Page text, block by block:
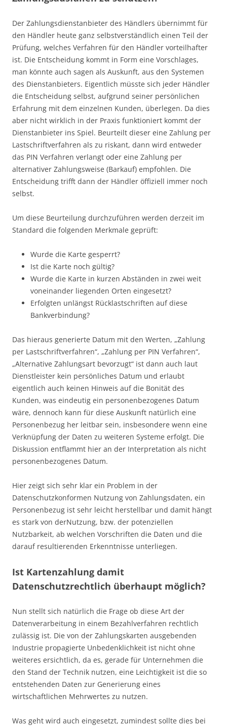
Der Zahlungsdienstanbieter des Händlers übernimmt für
den Händler heute ganz selbstverständlich einen Teil der
Prüfung, welches Verfahren für den Händler vorteilhafter
ist. Die Entscheidung kommt in Form eine Vorschlages,
man könnte auch sagen als Auskunft, aus den Systemen
des Dienstanbieters. Eigentlich müsste sich jeder Händler
die Entscheidung selbst, aufgrund seiner persönlichen
Erfahrung mit dem einzelnen Kunden, überlegen. Da dies
aber nicht wirklich in der Praxis funktioniert kommt der
Dienstanbieter ins Spiel. Beurteilt dieser eine Zahlung per
Lastschriftverfahren als zu riskant, dann wird entweder
das PIN Verfahren verlangt oder eine Zahlung per
alternativer Zahlungsweise (Barkauf) empfohlen. Die
Entscheidung trifft dann der Händler öffiziell immer noch
selbst.
Um diese Beurteilung durchzuführen werden derzeit im
Standard die folgenden Merkmale geprüft:
Wurde die Karte gesperrt?
Ist die Karte noch gültig?
Wurde die Karte in kurzen Abständen in zwei weit
voneinander liegenden Orten eingesetzt?
Erfolgten unlängst Rücklastschriften auf diese
Bankverbindung?
Das hieraus generierte Datum mit den Werten, „Zahlung
per Lastschriftverfahren“, „Zahlung per PIN Verfahren“,
„Alternative Zahlungsart bevorzugt“ ist dann auch laut
Dienstleister kein persönliches Datum und erlaubt
eigentlich auch keinen Hinweis auf die Bonität des
Kunden, was eindeutig ein personenbezogenes Datum
wäre, dennoch kann für diese Auskunft natürlich eine
Personenbezug her leitbar sein, insbesondere wenn eine
Verknüpfung der Daten zu weiteren Systeme erfolgt. Die
Diskussion entflammt hier an der Interpretation als nicht
personenbezogenes Datum.
Hier zeigt sich sehr klar ein Problem in der
Datenschutzkonformen Nutzung von Zahlungsdaten, ein
Personenbezug ist sehr leicht herstellbar und damit hängt
es stark von derNutzung, bzw. der potenziellen
Nutzbarkeit, ab welchen Vorschriften die Daten und die
darauf resultierenden Erkenntnisse unterliegen.
Ist Kartenzahlung damit
Datenschutzrechtlich überhaupt möglich?
Nun stellt sich natürlich die Frage ob diese Art der
Datenverarbeitung in einem Bezahlverfahren rechtlich
zulässig ist. Die von der Zahlungskarten ausgebenden
Industrie propagierte Unbedenklichkeit ist nicht ohne
weiteres ersichtlich, da es, gerade für Unternehmen die
den Stand der Technik nutzen, eine Leichtigkeit ist die so
entstehenden Daten zur Generierung eines
wirtschaftlichen Mehrwertes zu nutzen.
Was geht wird auch eingesetzt, zumindest sollte dies bei